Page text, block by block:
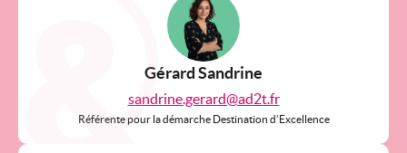
Gérard Sandrine
sandrine.gerard@ad2t.fr
Référente pour la démarche Destination d’Excellence